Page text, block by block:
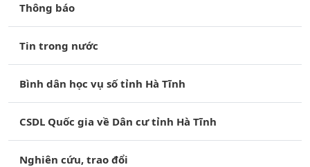
Thông báo
Tin trong nước
Bình dân học vụ số tỉnh Hà Tĩnh
CSDL Quốc gia về Dân cư tỉnh Hà Tĩnh
Nghiên cứu, trao đổi